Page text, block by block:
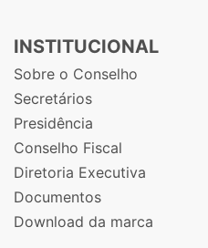
INSTITUCIONAL
Sobre o Conselho
Secretários
Presidência
Conselho Fiscal
Diretoria Executiva
Documentos
Download da marca